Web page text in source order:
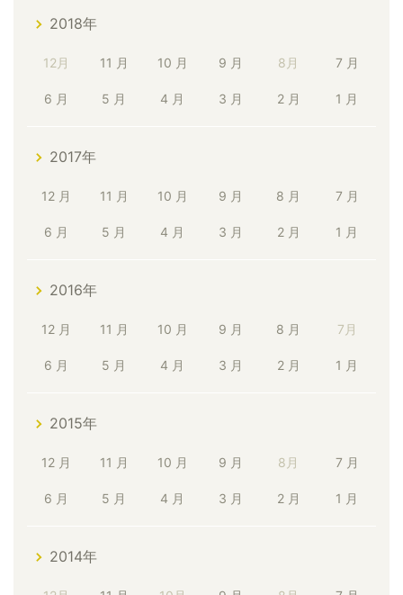
2018年
12月 11 月 10 月 9 月 8月 7 月
6 月 5 月 4 月 3 月 2 月 1 月
2017年
12 月 11 月 10 月 9 月 8 月 7 月
6 月 5 月 4 月 3 月 2 月 1 月
2016年
12 月 11 月 10 月 9 月 8 月 7月
6 月 5 月 4 月 3 月 2 月 1 月
2015年
12 月 11 月 10 月 9 月 8月 7 月
6 月 5 月 4 月 3 月 2 月 1 月
2014年